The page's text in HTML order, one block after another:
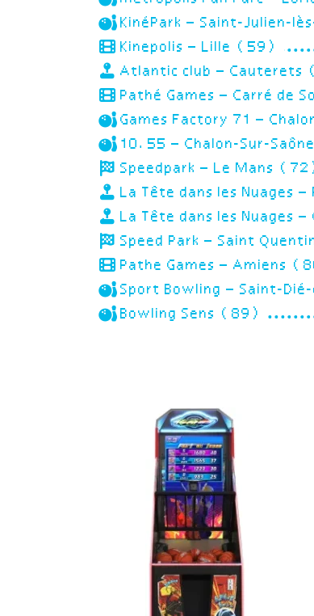
KinéPark – Saint-Julien-
Kinepolis – Lille (59)
Atlantic club – Cauterets
Pathé Games – Carré de
Games Factory 71 –
10.55 – Chalon-Sur-
Speedpark – Le Mans
La Tête dans les Nuages
La Tête dans les Nuages
Speed Park – Saint
Pathe Games – Amiens
Sport Bowling – Saint-
Bowling Sens (89)